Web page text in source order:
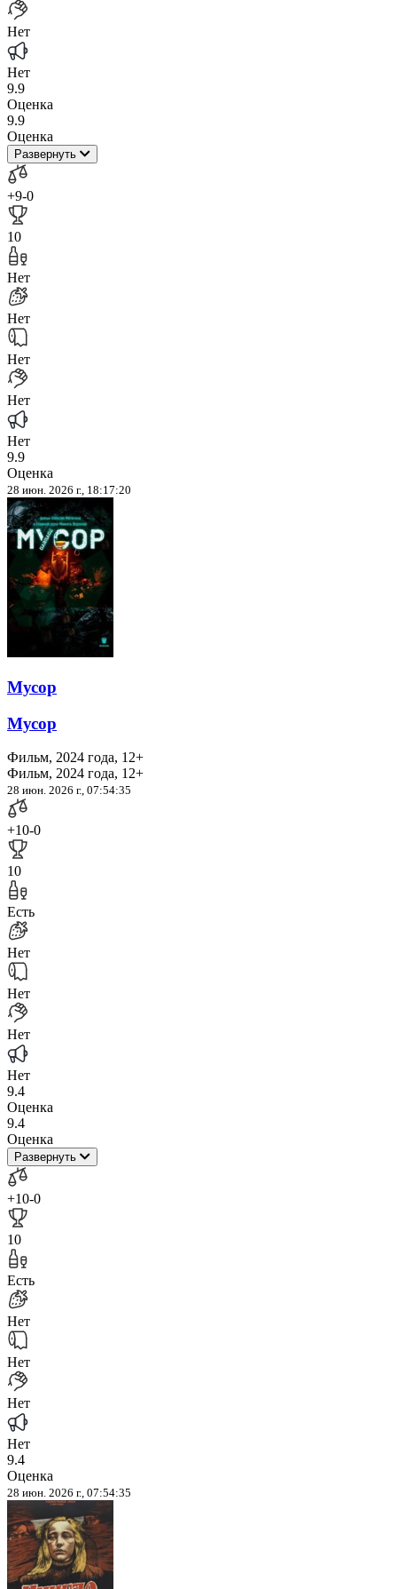
Нет
Нет
9.9
Оценка
9.9
Оценка
Развернуть
+9-0
10
Нет
Нет
Нет
Нет
Нет
9.9
Оценка
28 июн. 2026 г., 18:17:20
Мусор
Мусор
Фильм, 2024 года, 12+
Фильм, 2024 года, 12+
28 июн. 2026 г., 07:54:35
+10-0
10
Есть
Нет
Нет
Нет
Нет
9.4
Оценка
9.4
Оценка
Развернуть
+10-0
10
Есть
Нет
Нет
Нет
Нет
9.4
Оценка
28 июн. 2026 г., 07:54:35